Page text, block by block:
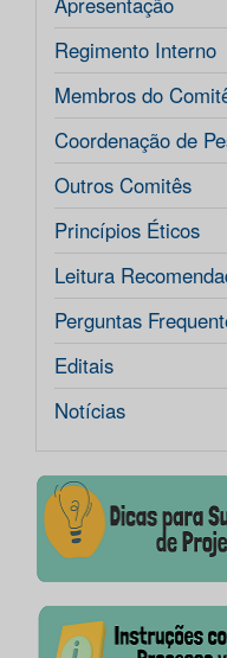
Regimento Interno
Membros do
Coordenação de
Outros Comitês
Princípios Éticos
Leitura
Perguntas
Editais
Notícias